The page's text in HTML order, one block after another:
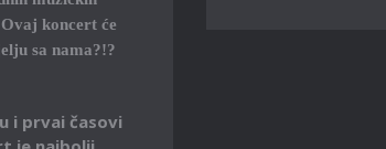
koncert će
sa nama?!?
i prvai časovi